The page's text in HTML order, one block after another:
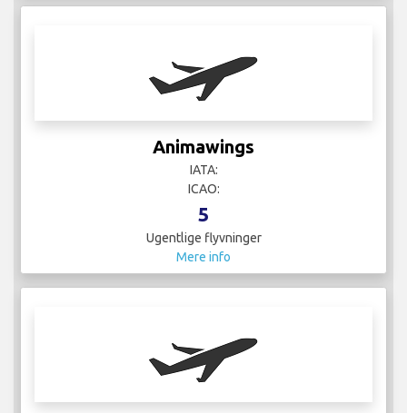
Animawings
IATA:
ICAO:
5
Ugentlige flyvninger
Mere info